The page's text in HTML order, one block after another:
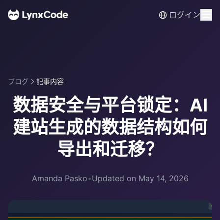
ログイン
ブログ 記事内容
数据安全与平台锁定：AI
建站生成的数据结构如何
导出和迁移？
Amanda Pasko•Updated on May 14, 2026